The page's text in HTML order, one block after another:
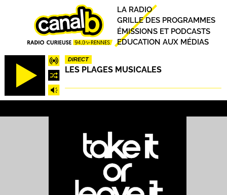
DIRECT
LES PLAGES MUSICALES
Principal
LA RADIO
GRILLE DES PROGRAMMES
ÉMISSIONS ET PODCASTS
EDUCATION AUX MÉDIAS